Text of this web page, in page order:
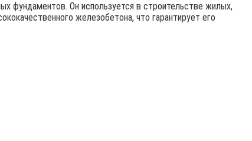
фундаментов. Он используется в строительстве жилых,
железобетона, что гарантирует его